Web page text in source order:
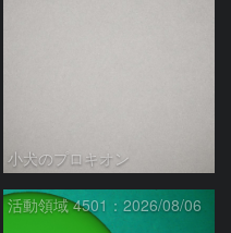
小犬のプロキオン
活動領域 4501：2026/08/06